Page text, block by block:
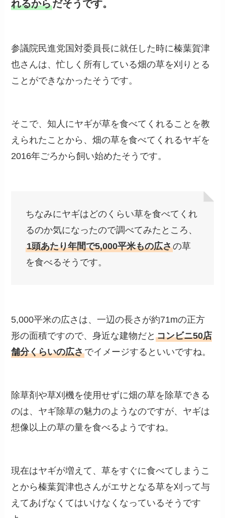
れるからだそうです。
参議院民進党国対委員長に就任した時に榛葉賀津
也さんは、忙しく所有している畑の草を刈りとる
ことができなかったそうです。
そこで、知人にヤギが草を食べてくれることを教
えられたことから、畑の草を食べてくれるヤギを
2016年ごろから飼い始めたそうです。
ちなみにヤギはどのくらい草を食べてくれ
るのか気になったので調べてみたところ、
1頭あたり年間で5,000平米もの広さの草
を食べるそうです。
5,000平米の広さは、一辺の長さが約71mの正方
形の面積ですので、身近な建物だとコンビニ50店
舗分くらいの広さでイメージするといいですね。
除草剤や草刈機を使用せずに畑の草を除草できる
のは、ヤギ除草の魅力のようなのですが、ヤギは
想像以上の草の量を食べるようですね。
現在はヤギが増えて、草をすぐに食べてしまうこ
とから榛葉賀津也さんがエサとなる草を刈って与
えてあげなくてはいけなくなっているそうです